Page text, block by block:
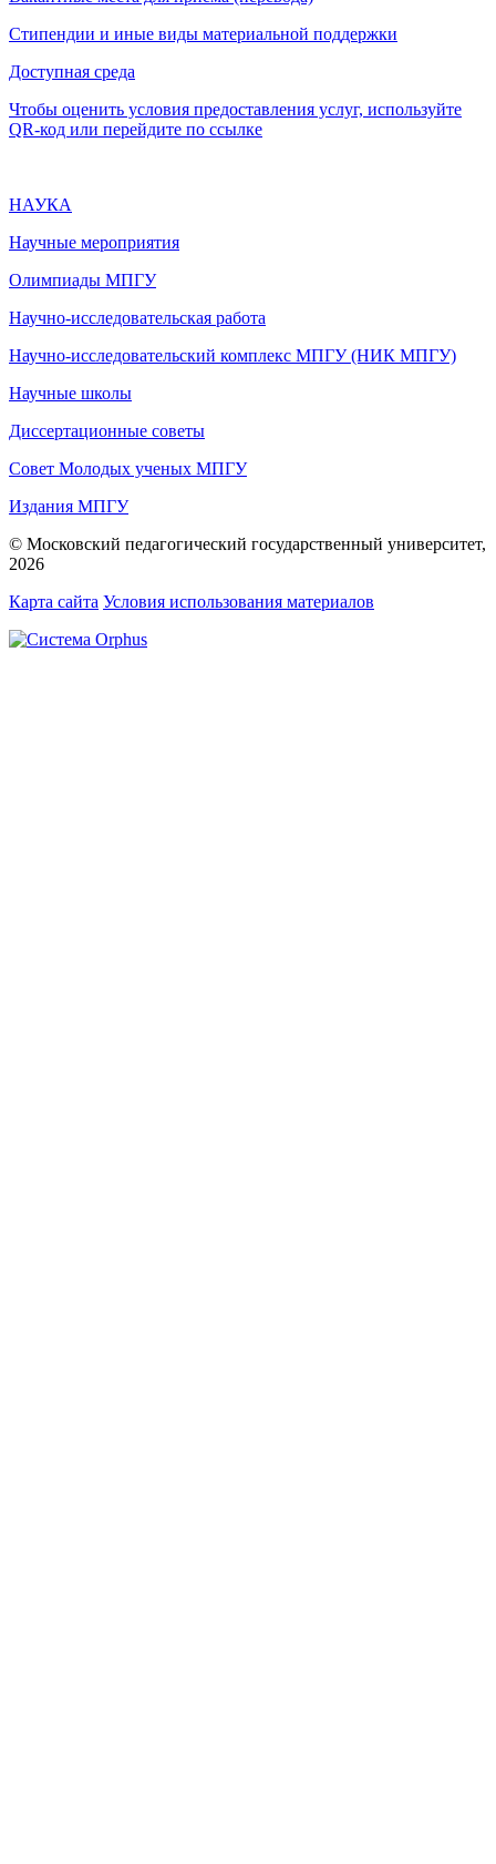
Стипендии и иные виды материальной поддержки
Доступная среда
Чтобы оценить условия предоставления услуг, используйте
QR-код или перейдите по ссылке
НАУКА
Научные мероприятия
Олимпиады МПГУ
Научно-исследовательская работа
Научно-исследовательский комплекс МПГУ (НИК МПГУ)
Научные школы
Диссертационные советы
Совет Молодых ученых МПГУ
Издания МПГУ
© Московский педагогический государственный университет,
2026
Карта сайта Условия использования материалов